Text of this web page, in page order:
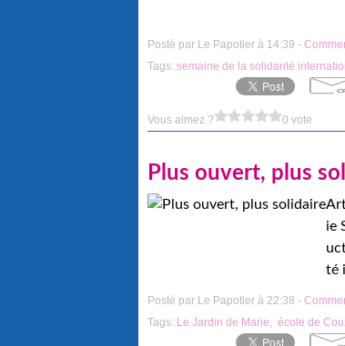
Posté par Le Papotier à 14:39 -
Tags: semaine de la solidarité
Vous aimez ? 0 vote
Plus ouvert, plus
ie
té
Posté par Le Papotier à 22:38 -
Tags: Le Jardin de Marie, école de